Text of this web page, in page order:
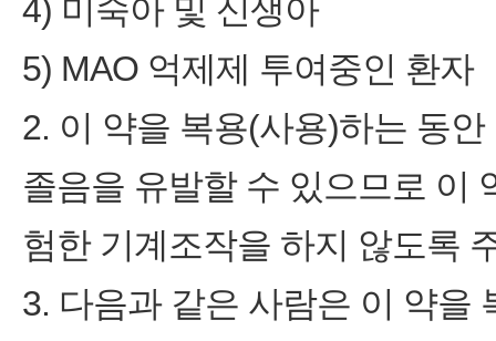
4) 미숙아 및 신생아
5) MAO 억제제 투여중인 환자
2. 이 약을 복용(사용)하는 동
졸음을 유발할 수 있으므로 이
험한 기계조작을 하지 않도록
3. 다음과 같은 사람은 이 약을